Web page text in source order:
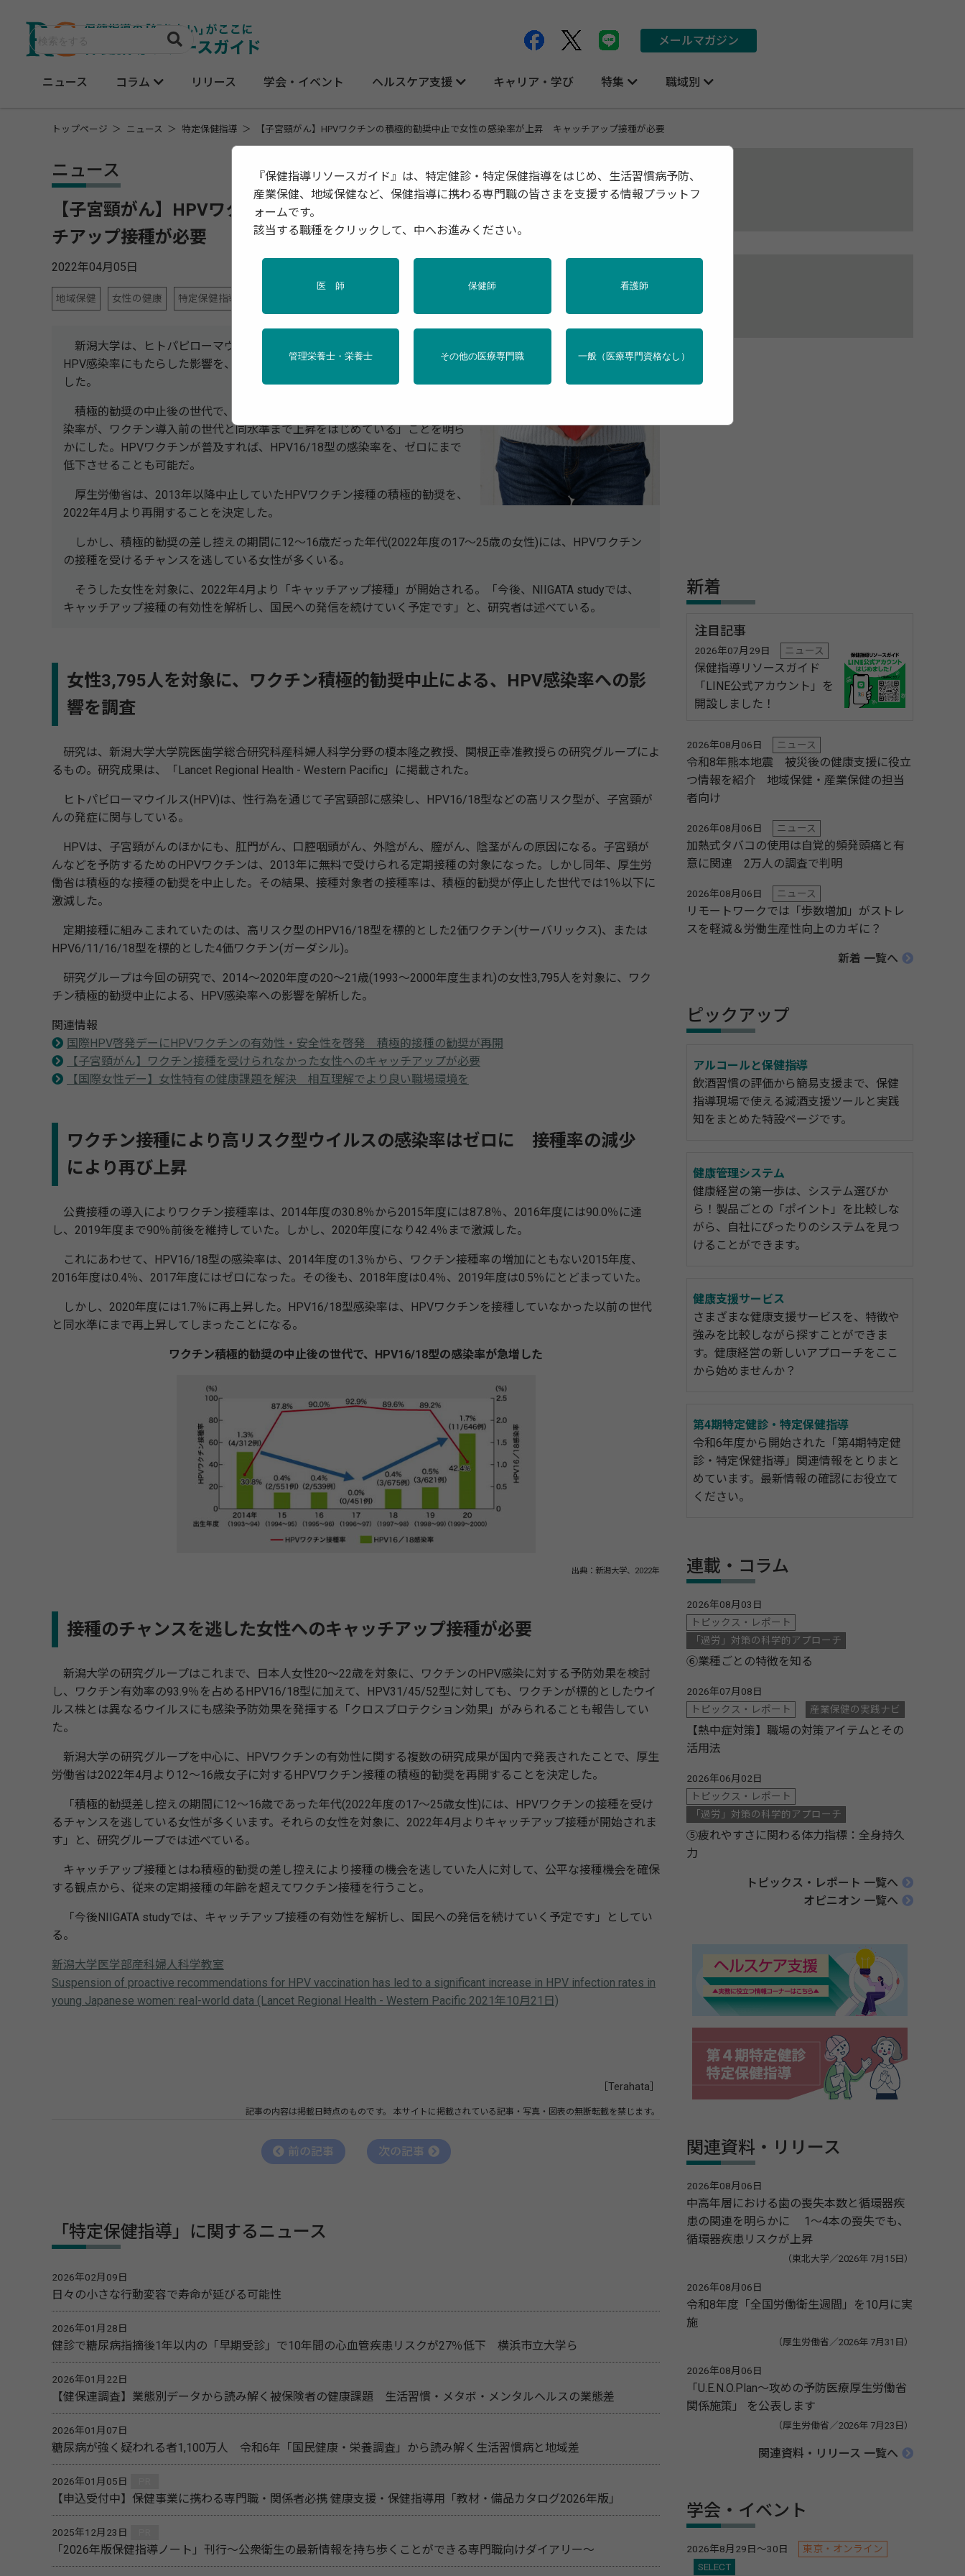
ニュース コラム リリース 学会・イベント ヘルスケア支援 キャリア・学び 特集 職域別
メールマガジン
トップページ ニュース 特定保健指導 【子宮頸がん】HPVワクチンの積極的勧奨中止で女性の感染率が上昇 キャッチアップ接種が必要
ニュース
【子宮頸がん】HPVワクチンの積極的勧奨中止で女性の感染率が上昇 キャッ
チアップ接種が必要
2022年04月05日
地域保健 女性の健康 特定保健指導
新潟⼤学は、ヒトパピローマウイルス(HPV)ワクチンの積極的勧奨中止が、
HPV感染率にもたらした影響を、大規模疫学研究「NIIGATA study」により解析
した。
積極的勧奨の中止後の世代で、「ワクチンの標的型であるHPV16/18型の感
染率が、ワクチン導入前の世代と同水準まで上昇をはじめている」ことを明ら
かにした。HPVワクチンが普及すれば、HPV16/18型の感染率を、ゼロにまで
低下させることも可能だ。
厚生労働省は、2013年以降中止していたHPVワクチン接種の積極的勧奨を、
2022年4月より再開することを決定した。
しかし、積極的勧奨の差し控えの期間に12～16歳だった年代(2022年度の17～25歳の女性)には、HPVワクチン
の接種を受けるチャンスを逃している女性が多くいる。
そうした女性を対象に、2022年4月より「キャッチアップ接種」が開始される。「今後、NIIGATA studyでは、
キャッチアップ接種の有効性を解析し、国民への発信を続けていく予定です」と、研究者は述べている。
女性3,795人を対象に、ワクチン積極的勧奨中止による、HPV感染率への影
響を調査
研究は、新潟大学大学院医歯学総合研究科産科婦人科学分野の榎本隆之教授、関根正幸准教授らの研究グループによ
るもの。研究成果は、「Lancet Regional Health - Western Pacific」に掲載された。
ヒトパピローマウイルス(HPV)は、性行為を通じて子宮頸部に感染し、HPV16/18型などの高リスク型が、子宮頸が
んの発症に関与している。
HPVは、子宮頸がんのほかにも、肛門がん、口腔咽頭がん、外陰がん、膣がん、陰茎がんの原因になる。子宮頸が
んなどを予防するためのHPVワクチンは、2013年に無料で受けられる定期接種の対象になった。しかし同年、厚生労
働省は積極的な接種の勧奨を中止した。その結果、接種対象者の接種率は、積極的勧奨が停止した世代では1％以下に
激減した。
定期接種に組みこまれていたのは、高リスク型のHPV16/18型を標的とした2価ワクチン(サーバリックス)、または
HPV6/11/16/18型を標的とした4価ワクチン(ガーダシル)。
研究グループは今回の研究で、2014～2020年度の20～21歳(1993～2000年度生まれ)の女性3,795人を対象に、ワク
チン積極的勧奨中止による、HPV感染率への影響を解析した。
関連情報
国際HPV啓発デーにHPVワクチンの有効性・安全性を啓発 積極的接種の勧奨が再開
【子宮頸がん】ワクチン接種を受けられなかった女性へのキャッチアップが必要
【国際女性デー】女性特有の健康課題を解決 相互理解でより良い職場環境を
ワクチン接種により高リスク型ウイルスの感染率はゼロに 接種率の減少
により再び上昇
公費接種の導入によりワクチン接種率は、2014年度の30.8％から2015年度には87.8％、2016年度には90.0％に達
し、2019年度まで90％前後を維持していた。しかし、2020年度になり42.4％まで激減した。
これにあわせて、HPV16/18型の感染率は、2014年度の1.3％から、ワクチン接種率の増加にともない2015年度、
2016年度は0.4％、2017年度にはゼロになった。その後も、2018年度は0.4％、2019年度は0.5％にとどまっていた。
しかし、2020年度には1.7％に再上昇した。HPV16/18型感染率は、HPVワクチンを接種していなかった以前の世代
と同水準にまで再上昇してしまったことになる。
ワクチン積極的勧奨の中止後の世代で、HPV16/18型の感染率が急増した
出典：新潟大学、2022年
接種のチャンスを逃した女性へのキャッチアップ接種が必要
新潟⼤学の研究グループはこれまで、日本人女性20～22歳を対象に、ワクチンのHPV感染に対する予防効果を検討
し、ワクチン有効率の93.9％を占めるHPV16/18型に加えて、HPV31/45/52型に対しても、ワクチンが標的としたウイ
ルス株とは異なるウイルスにも感染予防効果を発揮する「クロスプロテクション効果」がみられることも報告してい
た。
新潟大学の研究グループを中心に、HPVワクチンの有効性に関する複数の研究成果が国内で発表されたことで、厚生
労働省は2022年4月より12～16歳女子に対するHPVワクチン接種の積極的勧奨を再開することを決定した。
「積極的勧奨差し控えの期間に12～16歳であった年代(2022年度の17～25歳女性)には、HPVワクチンの接種を受け
るチャンスを逃している女性が多くいます。それらの女性を対象に、2022年4月よりキャッチアップ接種が開始されま
す」と、研究グループでは述べている。
キャッチアップ接種とはね積極的勧奨の差し控えにより接種の機会を逃していた人に対して、公平な接種機会を確保
する観点から、従来の定期接種の年齢を超えてワクチン接種を行うこと。
「今後NIIGATA studyでは、キャッチアップ接種の有効性を解析し、国民への発信を続けていく予定です」としてい
る。
新潟大学医学部産科婦人科学教室
Suspension of proactive recommendations for HPV vaccination has led to a significant increase in HPV infection rates in
young Japanese women: real-world data (Lancet Regional Health - Western Pacific 2021年10月21日)
［Terahata］
記事の内容は掲載日時点のものです。 本サイトに掲載されている記事・写真・図表の無断転載を禁じます。
前の記事 次の記事
「特定保健指導」に関するニュース
2026年02月09日
日々の小さな行動変容で寿命が延びる可能性
2026年01月28日
健診で糖尿病指摘後1年以内の「早期受診」で10年間の心血管疾患リスクが27％低下 横浜市立大学ら
2026年01月22日
【健保連調査】業態別データから読み解く被保険者の健康課題 生活習慣・メタボ・メンタルヘルスの業態差
2026年01月07日
糖尿病が強く疑われる者1,100万人 令和6年「国民健康・栄養調査」から読み解く生活習慣病と地域差
2026年01月05日
【申込受付中】保健事業に携わる専門職・関係者必携 健康支援・保健指導用「教材・備品カタログ2026年版」
2025年12月23日
「2026年版保健指導ノート」刊行～公衆衛生の最新情報を持ち歩くことができる専門職向けダイアリー～
新着
注目記事
2026年07月29日 ニュース
保健指導リソースガイド
「LINE公式アカウント」を
開設しました！
2026年08月06日 ニュース
令和8年熊本地震 被災後の健康支援に役立
つ情報を紹介 地域保健・産業保健の担当
者向け
2026年08月06日 ニュース
加熱式タバコの使用は自覚的頻発頭痛と有
意に関連 2万人の調査で判明
2026年08月06日 ニュース
リモートワークでは「歩数増加」がストレ
スを軽減＆労働生産性向上のカギに？
新着 一覧へ
ピックアップ
アルコールと保健指導
飲酒習慣の評価から簡易支援まで、保健
指導現場で使える減酒支援ツールと実践
知をまとめた特設ページです。
健康管理システム
健康経営の第一歩は、システム選びか
ら！製品ごとの「ポイント」を比較しな
がら、自社にぴったりのシステムを見つ
けることができます。
健康支援サービス
さまざまな健康支援サービスを、特徴や
強みを比較しながら探すことができま
す。健康経営の新しいアプローチをここ
から始めませんか？
第4期特定健診・特定保健指導
令和6年度から開始された「第4期特定健
診・特定保健指導」関連情報をとりまと
めています。最新情報の確認にお役立て
ください。
連載・コラム
2026年08月03日
トピックス・レポート
「過労」対策の科学的アプローチ
⑥業種ごとの特徴を知る
2026年07月08日
トピックス・レポート
産業保健の実践ナビ
【熱中症対策】職場の対策アイテムとその
活用法
2026年06月02日
トピックス・レポート
「過労」対策の科学的アプローチ
⑤疲れやすさに関わる体力指標：全身持久
力
トピックス・レポート 一覧へ
オピニオン 一覧へ
関連資料・リリース
2026年08月06日
中高年層における歯の喪失本数と循環器疾
患の関連を明らかに 1～4本の喪失でも、
循環器疾患リスクが上昇
（東北大学／2026年 7月15日）
2026年08月06日
令和8年度「全国労働衛生週間」を10月に実
施
（厚生労働省／2026年 7月31日）
2026年08月06日
「U.E.N.O.Plan～攻めの予防医療厚生労働省
関係施策」 を公表します
（厚生労働省／2026年 7月23日）
関連資料・リリース 一覧へ
学会・イベント
2026年8月29日～30日
東京・オンライン
SELECT
『保健指導リソースガイド』は、特定健診・特定保健指導をはじめ、生活習慣病予防、
産業保健、地域保健など、保健指導に携わる専門職の皆さまを支援する情報プラットフ
ォームです。
該当する職種をクリックして、中へお進みください。
医 師 保健師 看護師
管理栄養士・栄養士 その他の医療専門職 一般（医療専門資格なし）